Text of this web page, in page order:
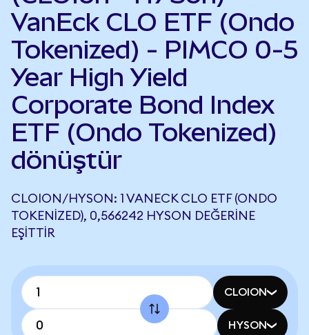
VanEck CLO ETF (Ondo
Tokenized) - PIMCO 0-5
Year High Yield
Corporate Bond Index
ETF (Ondo Tokenized)
dönüştür
CLOION/HYSON: 1 VANECK CLO ETF (ONDO
TOKENIZED), 0,566242 HYSON DEĞERINE
EŞITTIR
CLOION
HYSON